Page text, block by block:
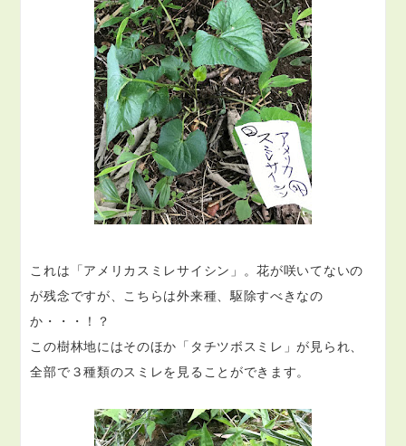
これは「アメリカスミレサイシン」。花が咲いてないの
が残念ですが、こちらは外来種、駆除すべきなの
か・・・！？
この樹林地にはそのほか「タチツボスミレ」が見られ、
全部で３種類のスミレを見ることができます。